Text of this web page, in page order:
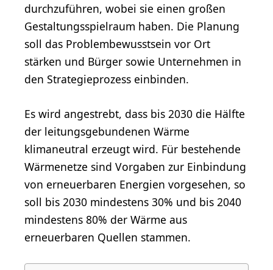
durchzuführen, wobei sie einen großen
Gestaltungsspielraum haben. Die Planung
soll das Problembewusstsein vor Ort
stärken und Bürger sowie Unternehmen in
den Strategieprozess einbinden.
Es wird angestrebt, dass bis 2030 die Hälfte
der leitungsgebundenen Wärme
klimaneutral erzeugt wird​​. Für bestehende
Wärmenetze sind Vorgaben zur Einbindung
von erneuerbaren Energien vorgesehen, so
soll bis 2030 mindestens 30% und bis 2040
mindestens 80% der Wärme aus
erneuerbaren Quellen stammen​​.